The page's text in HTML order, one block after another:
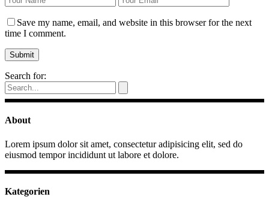
Save my name, email, and website in this browser for the next
time I comment.
Search for:
About
Lorem ipsum dolor sit amet, consectetur adipisicing elit, sed do
eiusmod tempor incididunt ut labore et dolore.
Kategorien